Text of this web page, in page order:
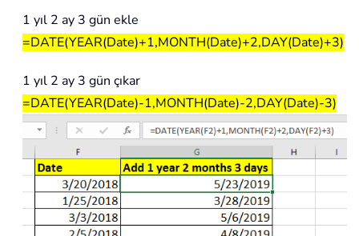
1 yıl 2 ay 3 gün ekle
=DATE(YEAR(Date)+1,MONTH(Date)+2,DAY(Date)+3)
1 yıl 2 ay 3 gün çıkar
=DATE(YEAR(Date)-1,MONTH(Date)-2,DAY(Date)-3)